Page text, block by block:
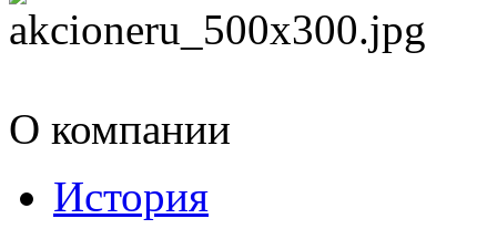
О компании
История